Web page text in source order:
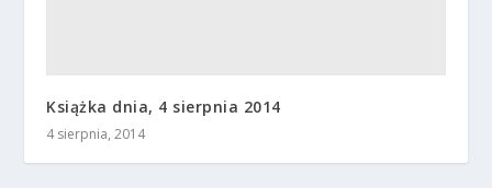
Książka dnia, 4 sierpnia 2014
4 sierpnia, 2014